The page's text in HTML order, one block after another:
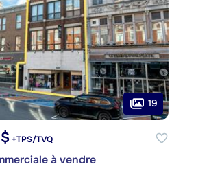
19
+TPS/TVQ
à vendre